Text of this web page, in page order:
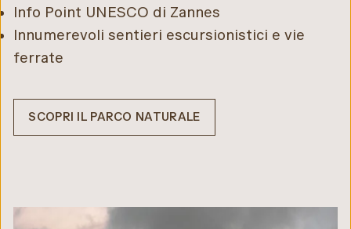
Info Point UNESCO di Zannes
Innumerevoli sentieri escursionistici e vie
ferrate
SCOPRI IL PARCO NATURALE